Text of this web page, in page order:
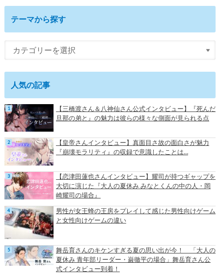
テーマから探す
人気の記事
【三橋渡さん＆八神仙さん公式インタビュー】『死んだ
旦那の弟と』の魅力は彼らの様々な側面が見られる点
【皇帝さんインタビュー】真面目さ故の面白さが魅力
『崩壊モラリティ』の収録で意識したことは…
【恋津田蓮也さんインタビュー】耀司が持つギャップを
大切に演じた『大人の夏休み みなとくんの中の人・岡
崎耀司の場合』
男性が女王蜂の王房をプレイして感じた男性向けゲーム
と女性向けゲームの違い
舞岳育さんのキケンすぎる夏の思い出が今！ 「大人の
夏休み 青年部リーダー・巌徹平の場合」舞岳育さん公
式インタビュー到着！